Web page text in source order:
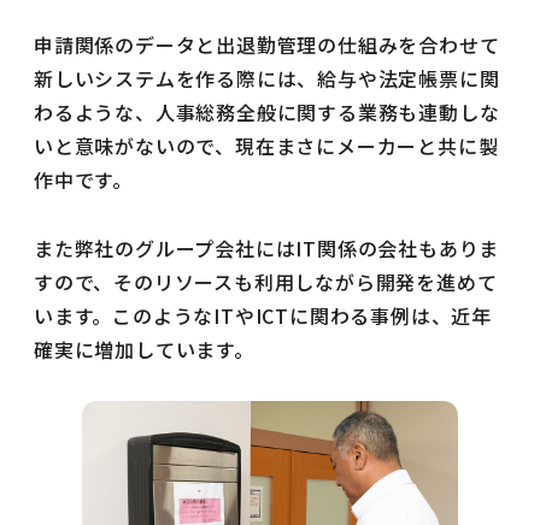
申請関係のデータと出退勤管理の仕組みを合わせて
新しいシステムを作る際には、給与や法定帳票に関
わるような、人事総務全般に関する業務も連動しな
いと意味がないので、現在まさにメーカーと共に製
作中です。
また弊社のグループ会社にはIT関係の会社もありま
すので、そのリソースも利用しながら開発を進めて
います。このようなITやICTに関わる事例は、近年
確実に増加しています。